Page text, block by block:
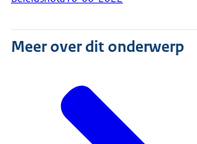
Meer over dit onderwerp